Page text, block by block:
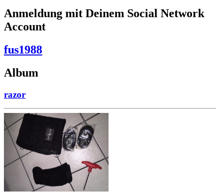
Anmeldung mit Deinem Social Network
Account
fus1988
Album
razor